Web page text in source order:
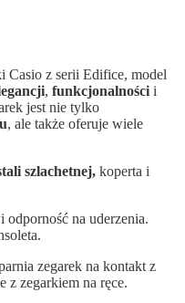
Casio z serii Edifice, model
, funkcjonalności i
jest nie tylko
, ale także oferuje wiele
szlachetnej, koperta i
odporność na uderzenia.
zegarek na kontakt z
z zegarkiem na ręce.